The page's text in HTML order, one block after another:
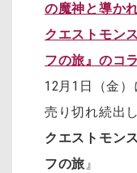
の魔神と導か
クエストモン
フの旅』のコ
12月1日（金
売り切れ続出
クエストモン
フの旅』